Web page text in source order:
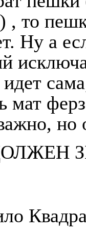
, то
Ну а
мат
но